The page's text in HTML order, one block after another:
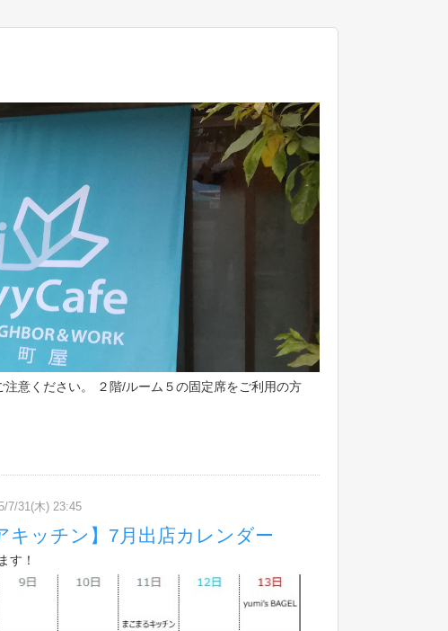
意ください。 ２階/ルーム５の固定席をご利用の方
7/31(木) 23:45
キッチン】7月出店カレンダー
す！